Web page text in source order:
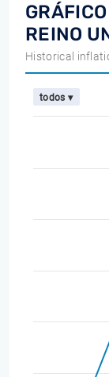
REINO
Historical
todos ▾